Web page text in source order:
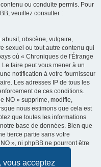
vous acceptez
ou conduite permis. Pour
veuillez consulter :
obscène, vulgaire,
sexuel ou tout autre contenu qui
où « Chroniques de l'Étrange
faire peut vous mener à un
notification à votre fournisseur
Les adresses IP de tous les
de ces conditions.
NO » supprime, modifie,
nous estimons que cela est
que toutes les informations
base de données. Bien que
tierce partie sans votre
», ni phpBB ne pourront être